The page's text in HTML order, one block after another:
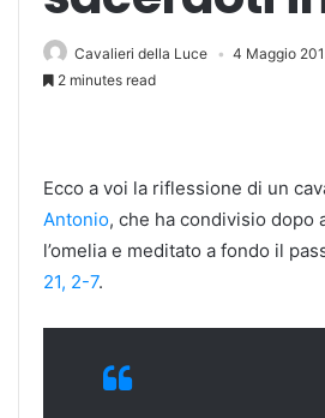
Cavalieri della Luce 4 Maggio
2 minutes read
Ecco a voi la riflessione di un
Antonio, che ha condivisio dopo
l’omelia e meditato a fondo il
21, 2-7.